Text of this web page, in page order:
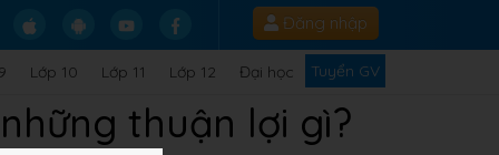
Đăng nhập
Lớp 10 Lớp 11 Lớp 12 Đại học Tuyển GV
thuận lợi gì?